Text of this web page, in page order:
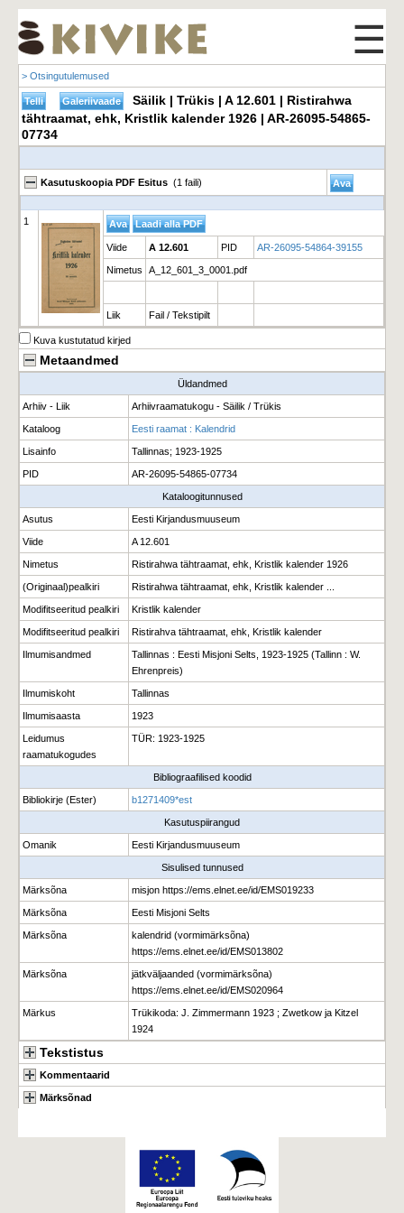
☰
> Otsingutulemused
Säilik | Trükis | A 12.601 | Ristirahwa
tähtraamat, ehk, Kristlik kalender 1926 | AR-26095-54865-
07734
Kasutuskoopia PDF Esitus (1 faili)
1
Viide A 12.601 PID AR-26095-54864-39155
Nimetus A_12_601_3_0001.pdf
Liik Fail / Tekstipilt
Kuva kustutatud kirjed
Metaandmed
Üldandmed
Arhiiv - Liik Arhiivraamatukogu - Säilik / Trükis
Kataloog Eesti raamat : Kalendrid
Lisainfo Tallinnas; 1923-1925
PID AR-26095-54865-07734
Kataloogitunnused
Asutus Eesti Kirjandusmuuseum
Viide A 12.601
Nimetus Ristirahwa tähtraamat, ehk, Kristlik kalender 1926
(Originaal)pealkiri Ristirahwa tähtraamat, ehk, Kristlik kalender ...
Modifitseeritud pealkiri Kristlik kalender
Modifitseeritud pealkiri Ristirahva tähtraamat, ehk, Kristlik kalender
Ilmumisandmed
Tallinnas : Eesti Misjoni Selts, 1923-1925 (Tallinn : W.
Ehrenpreis)
Ilmumiskoht Tallinnas
Ilmumisaasta 1923
Leidumus
raamatukogudes
TÜR: 1923-1925
Bibliograafilised koodid
Bibliokirje (Ester) b1271409*est
Kasutuspiirangud
Omanik Eesti Kirjandusmuuseum
Sisulised tunnused
Märksõna misjon https://ems.elnet.ee/id/EMS019233
Märksõna Eesti Misjoni Selts
Märksõna
kalendrid (vormimärksõna)
https://ems.elnet.ee/id/EMS013802
Märksõna
jätkväljaanded (vormimärksõna)
https://ems.elnet.ee/id/EMS020964
Märkus
Trükikoda: J. Zimmermann 1923 ; Zwetkow ja Kitzel
1924
Tekstistus
Kommentaarid
Märksõnad